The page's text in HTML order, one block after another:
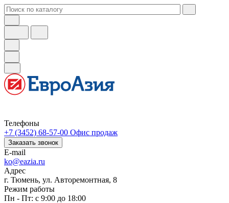
Телефоны
+7 (3452) 68-57-00 Офис продаж
Заказать звонок
E-mail
ko@eazia.ru
Адрес
г. Тюмень, ул. Авторемонтная, 8
Режим работы
Пн - Пт: с 9:00 до 18:00